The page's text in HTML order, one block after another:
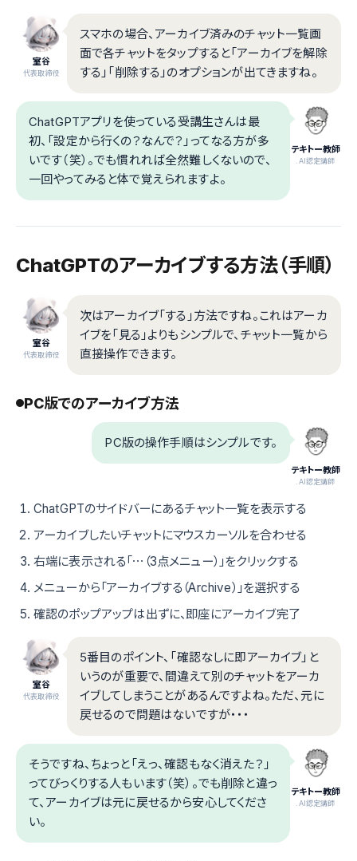
室谷
代表取締役
スマホの場合、アーカイブ済みのチャット一覧画
面で各チャットをタップすると「アーカイブを解除
する」「削除する」のオプションが出てきますね。
テキトー教師
.AI認定講師
ChatGPTアプリを使っている受講生さんは最
初、「設定から行くの？なんで？」ってなる方が多
いです（笑）。でも慣れれば全然難しくないので、
一回やってみると体で覚えられますよ。
ChatGPTのアーカイブする方法（手順）
室谷
代表取締役
次はアーカイブ「する」方法ですね。これはアーカ
イブを「見る」よりもシンプルで、チャット一覧から
直接操作できます。
PC版でのアーカイブ方法
テキトー教師
.AI認定講師
PC版の操作手順はシンプルです。
ChatGPTのサイドバーにあるチャット一覧を表示する
アーカイブしたいチャットにマウスカーソルを合わせる
右端に表示される「⋯（3点メニュー）」をクリックする
メニューから「アーカイブする（Archive）」を選択する
確認のポップアップは出ずに、即座にアーカイブ完了
室谷
代表取締役
5番目のポイント、「確認なしに即アーカイブ」と
いうのが重要で、間違えて別のチャットをアーカ
イブしてしまうことがあるんですよね。ただ、元に
戻せるので問題はないですが・・・
テキトー教師
.AI認定講師
そうですね、ちょっと「えっ、確認もなく消えた？」
ってびっくりする人もいます（笑）。でも削除と違っ
て、アーカイブは元に戻せるから安心してくださ
い。